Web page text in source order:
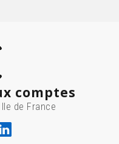
comptes
de France